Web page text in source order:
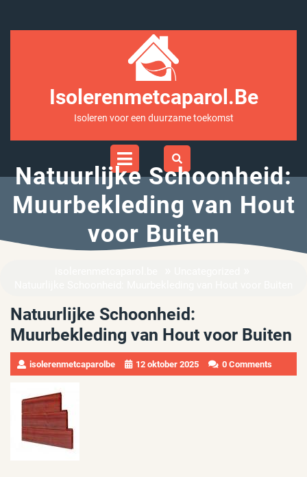
Isolerenmetcaparol.be
Isoleren voor een duurzame toekomst
Open
Natuurlijke Schoonheid:
Muurbekleding van Hout
voor Buiten
Natuurlijke Schoonheid:
Muurbekleding van Hout voor Buiten
isolerenmetcaparolbe 12 oktober 2025 0 Comments